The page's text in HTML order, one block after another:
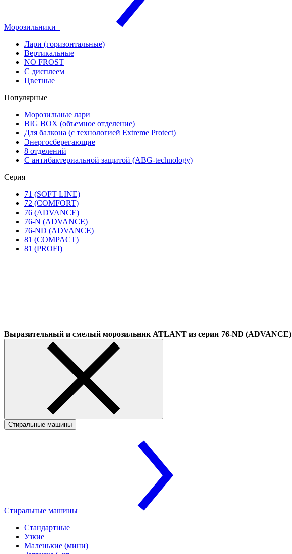
Морозильники
Лари (горизонтальные)
Вертикальные
NO FROST
С дисплеем
Цветные
Популярные
Морозильные лари
BIG BOX (объемное отделение)
Для балкона (с технологией Extreme Protect)
Энергосберегающие
8 отделений
С антибактериальной защитой (ABG-technology)
Серия
71 (SOFT LINE)
72 (COMFORT)
76 (ADVANCE)
76-N (ADVANCE)
76-ND (ADVANCE)
81 (COMPACT)
81 (PROFI)
Выразительный и смелый морозильник ATLANT из серии 76-ND (ADVANCE)
Стиральные машины
Стиральные машины
Стандартные
Узкие
Маленькие (мини)